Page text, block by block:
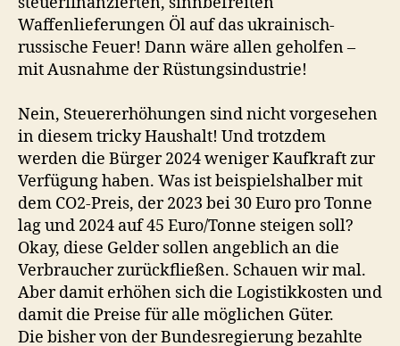
Waffenlieferungen Öl auf das ukrainisch-
russische Feuer! Dann wäre allen geholfen –
mit Ausnahme der Rüstungsindustrie!
Nein, Steuererhöhungen sind nicht vorgesehen
in diesem tricky Haushalt! Und trotzdem
werden die Bürger 2024 weniger Kaufkraft zur
Verfügung haben. Was ist beispielshalber mit
dem CO2-Preis, der 2023 bei 30 Euro pro Tonne
lag und 2024 auf 45 Euro/Tonne steigen soll?
Okay, diese Gelder sollen angeblich an die
Verbraucher zurückfließen. Schauen wir mal.
Aber damit erhöhen sich die Logistikkosten und
damit die Preise für alle möglichen Güter.
Die bisher von der Bundesregierung bezahlte